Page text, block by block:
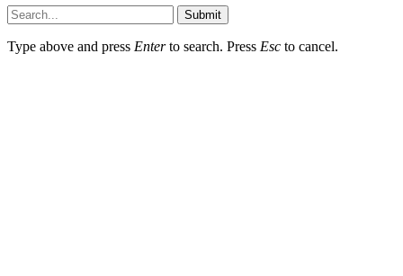
Submit
Type above and press Enterto search. Press Esc to cancel.